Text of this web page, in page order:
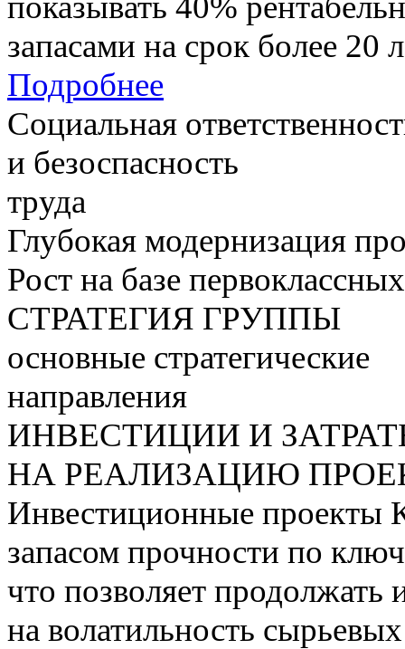
запасами на срок более 20
Подробнее
Социальная
и безоспасность
труда
Глубокая модернизация
Рост на базе
СТРАТЕГИЯ ГРУППЫ
основные стратегические
направления
ИНВЕСТИЦИИ И
НА РЕАЛИЗАЦИЮ
Инвестиционные проекты
запасом прочности по
что позволяет продолжать
на волатильность